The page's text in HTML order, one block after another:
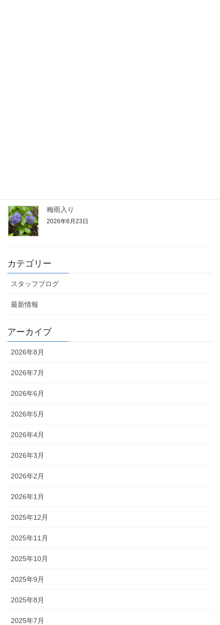
梅雨入り
2026年6月23日
カテゴリー
スタッフブログ
最新情報
アーカイブ
2026年8月
2026年7月
2026年6月
2026年5月
2026年4月
2026年3月
2026年2月
2026年1月
2025年12月
2025年11月
2025年10月
2025年9月
2025年8月
2025年7月